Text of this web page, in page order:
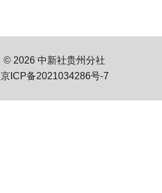
© 2026 中新社贵州分社
京ICP备2021034286号-7